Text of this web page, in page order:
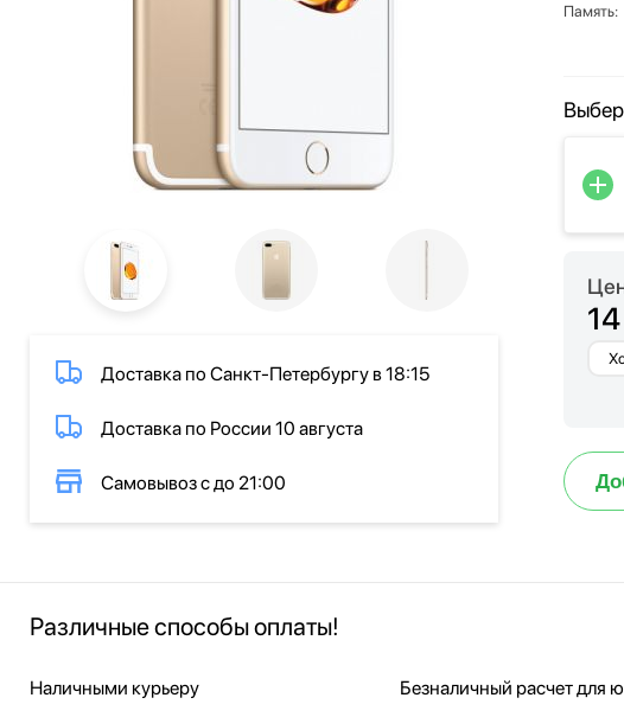
Доставка по Санкт-Петербургу в 18:15
Доставка по России 10 августа
Самовывоз с до 21:00
Память:
Различные способы оплаты!
Наличными курьеру Безналичный расчет для